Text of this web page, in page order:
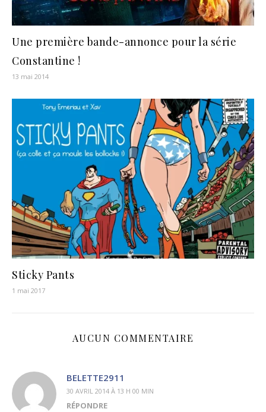
Une première bande-annonce pour la série
Constantine !
13 mai 2014
Sticky Pants
1 mai 2017
AUCUN COMMENTAIRE
BELETTE2911
30 AVRIL 2014 À 13 H 00 MIN
RÉPONDRE